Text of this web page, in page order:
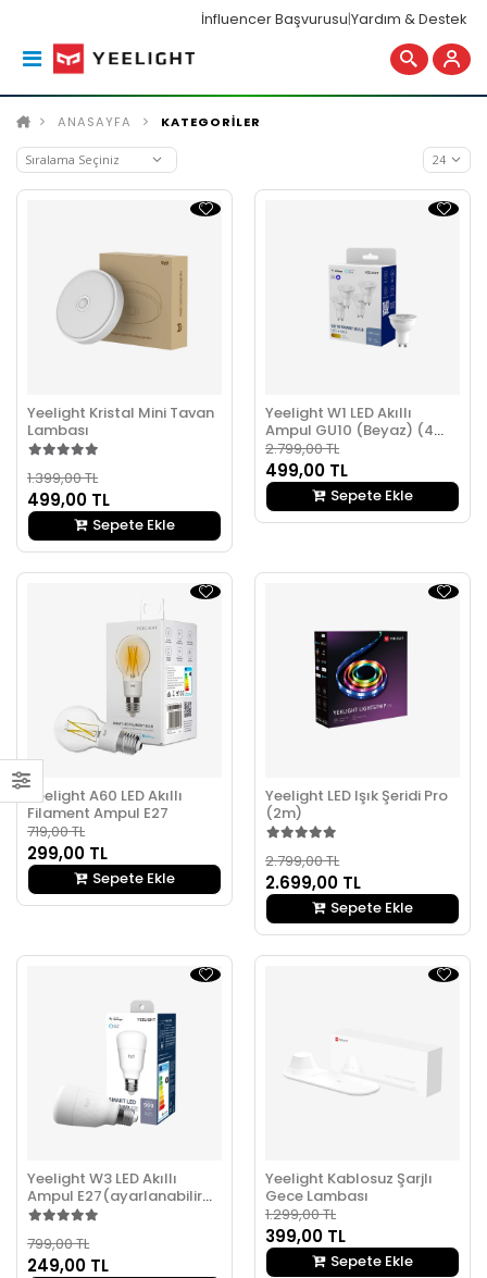
İnfluencer Başvurusu|Yardım & Destek
ANASAYFA KATEGORİLER
Yeelight Kristal Mini Tavan
Lambası
1.399,00 TL
499,00 TL
Sepete Ekle
Yeelight W1 LED Akıllı
Ampul GU10 (Beyaz) (4
Adet)
2.799,00 TL
499,00 TL
Sepete Ekle
Yeelight A60 LED Akıllı
Filament Ampul E27
719,00 TL
299,00 TL
Sepete Ekle
Yeelight LED Işık Şeridi Pro
(2m)
2.799,00 TL
2.699,00 TL
Sepete Ekle
Yeelight W3 LED Akıllı
Ampul E27(ayarlanabilir
sarı)
799,00 TL
249,00 TL
Yeelight Kablosuz Şarjlı
Gece Lambası
1.299,00 TL
399,00 TL
Sepete Ekle